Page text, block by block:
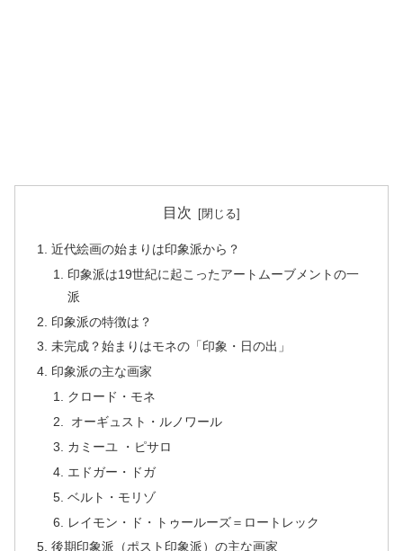
目次
近代絵画の始まりは印象派から？
印象派は19世紀に起こったアートムーブメントの一
派
印象派の特徴は？
未完成？始まりはモネの「印象・日の出」
印象派の主な画家
クロード・モネ
オーギュスト・ルノワール
カミーユ ・ピサロ
エドガー・ドガ
ベルト・モリゾ
レイモン・ド・トゥールーズ＝ロートレック
後期印象派（ポスト印象派）の主な画家